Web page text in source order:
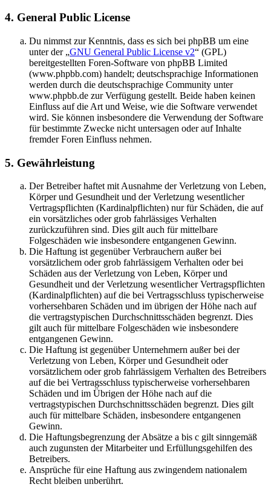
4. General Public License
Du nimmst zur Kenntnis, dass es sich bei phpBB um eine
unter der „GNU General Public License v2“ (GPL)
bereitgestellten Foren-Software von phpBB Limited
(www.phpbb.com) handelt; deutschsprachige Informationen
werden durch die deutschsprachige Community unter
www.phpbb.de zur Verfügung gestellt. Beide haben keinen
Einfluss auf die Art und Weise, wie die Software verwendet
wird. Sie können insbesondere die Verwendung der Software
für bestimmte Zwecke nicht untersagen oder auf Inhalte
fremder Foren Einfluss nehmen.
5. Gewährleistung
Der Betreiber haftet mit Ausnahme der Verletzung von Leben,
Körper und Gesundheit und der Verletzung wesentlicher
Vertragspflichten (Kardinalpflichten) nur für Schäden, die auf
ein vorsätzliches oder grob fahrlässiges Verhalten
zurückzuführen sind. Dies gilt auch für mittelbare
Folgeschäden wie insbesondere entgangenen Gewinn.
Die Haftung ist gegenüber Verbrauchern außer bei
vorsätzlichem oder grob fahrlässigem Verhalten oder bei
Schäden aus der Verletzung von Leben, Körper und
Gesundheit und der Verletzung wesentlicher Vertragspflichten
(Kardinalpflichten) auf die bei Vertragsschluss typischerweise
vorhersehbaren Schäden und im übrigen der Höhe nach auf
die vertragstypischen Durchschnittsschäden begrenzt. Dies
gilt auch für mittelbare Folgeschäden wie insbesondere
entgangenen Gewinn.
Die Haftung ist gegenüber Unternehmern außer bei der
Verletzung von Leben, Körper und Gesundheit oder
vorsätzlichem oder grob fahrlässigem Verhalten des Betreibers
auf die bei Vertragsschluss typischerweise vorhersehbaren
Schäden und im Übrigen der Höhe nach auf die
vertragstypischen Durchschnittsschäden begrenzt. Dies gilt
auch für mittelbare Schäden, insbesondere entgangenen
Gewinn.
Die Haftungsbegrenzung der Absätze a bis c gilt sinngemäß
auch zugunsten der Mitarbeiter und Erfüllungsgehilfen des
Betreibers.
Ansprüche für eine Haftung aus zwingendem nationalem
Recht bleiben unberührt.